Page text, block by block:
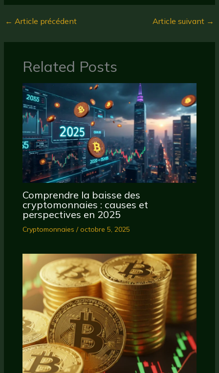
← Article précédent Article suivant →
Related Posts
Comprendre la baisse des
cryptomonnaies : causes et
perspectives en 2025
Cryptomonnaies /octobre 5, 2025